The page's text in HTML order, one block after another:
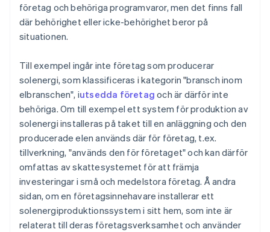
företag och behöriga programvaror, men det finns fall
där behörighet eller icke-behörighet beror på
situationen.
Till exempel ingår inte företag som producerar
solenergi, som klassificeras i kategorin "bransch inom
elbranschen", iutsedda företag och är därför inte
behöriga. Om till exempel ett system för produktion av
solenergi installeras på taket till en anläggning och den
producerade elen används där för företag, t.ex.
tillverkning, "används den för företaget" och kan därför
omfattas av skattesystemet för att främja
investeringar i små och medelstora företag. Å andra
sidan, om en företagsinnehavare installerar ett
solenergiproduktionssystem i sitt hem, som inte är
relaterat till deras företagsverksamhet och använder